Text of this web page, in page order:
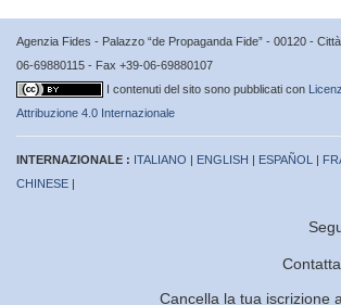
Agenzia Fides - Palazzo “de Propaganda Fide” - 00120 -
06-69880115 - Fax +39-06-69880107
I contenuti del sito sono pubblicati con
Attribuzione 4.0 Internazionale
INTERNAZIONALE : ITALIANO | ENGLISH | ESPAÑOL |
CHINESE |
Cancella la tua iscrizione